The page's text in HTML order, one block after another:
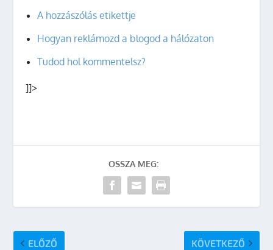
A hozzászólás etikettje
Hogyan reklámozd a blogod a hálózaton
Tudod hol kommentelsz?
]]>
OSSZA MEG:
ELŐZŐ KÖVETKEZŐ